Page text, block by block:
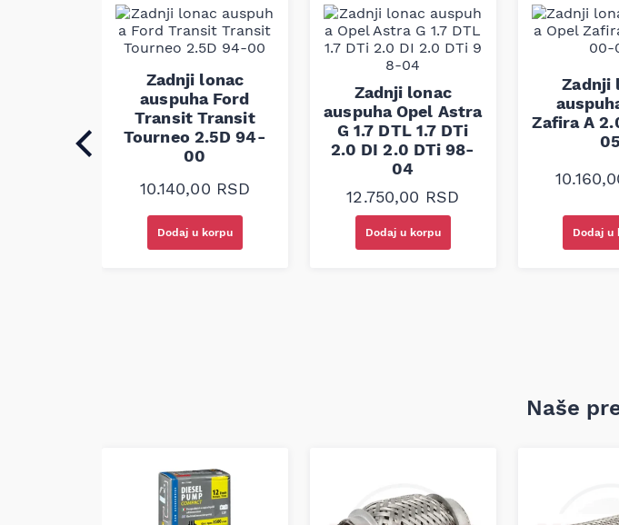
Napomena: kompatibilnost se mora proveriti po broju šasije.
Zadnji lonac
auspuha Ford
Transit Transit
Tourneo 2.5D 94-
00
10.140,00 RSD
Dodaj u korpu
Zadnji lonac
auspuha Opel Astra
G 1.7 DTL 1.7 DTi
2.0 DI 2.0 DTi 98-
04
12.750,00 RSD
Dodaj u korpu
Zadnji
Zafira A
05
Dodaj u
Naše